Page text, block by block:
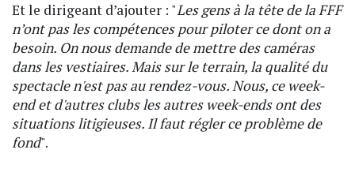
Et le dirigeant d’ajouter : "Les gens à la tête de la FFF
n’ont pas les compétences pour piloter ce dont on a
besoin. On nous demande de mettre des caméras
dans les vestiaires. Mais sur le terrain, la qualité du
spectacle n'est pas au rendez-vous. Nous, ce week-
end et d'autres clubs les autres week-ends ont des
situations litigieuses. Il faut régler ce problème de
fond".